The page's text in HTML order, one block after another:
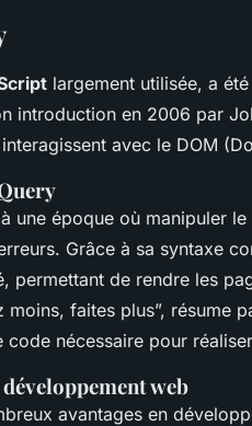
largement utilisée, a
introduction en 2006 par
avec le DOM
une époque où manipuler
Grâce à sa syntaxe
permettant de rendre les
faites plus”, résume
nécessaire pour
web
avantages en